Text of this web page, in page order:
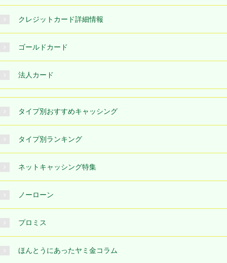
クレジットカード詳細情報
ゴールドカード
法人カード
タイプ別おすすめキャッシング
タイプ別ランキング
ネットキャッシング特集
ノーローン
プロミス
ほんとうにあったヤミ金コラム